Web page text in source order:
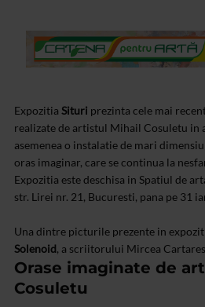
Expozitia Situri prezinta cele mai
realizate de artistul Mihail Cosuletu in
asemenea o instalatie de mari
oras imaginar, care se continua la
Expozitia este deschisa in Spatiul de
str. Lirei nr. 21, Bucuresti, pana pe 31
Una dintre picturile prezente in
Solenoid, a scriitorului Mircea
Orase imaginate de
Cosuletu